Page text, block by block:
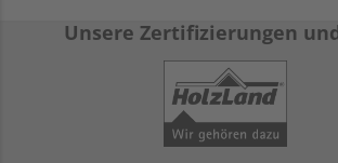
Unsere Zertifizierungen